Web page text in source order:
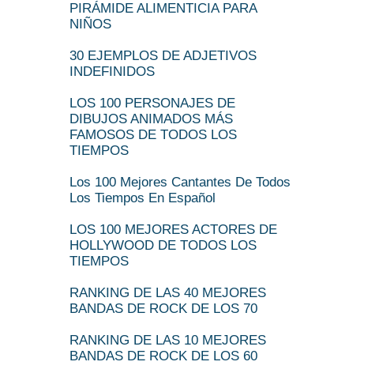
PIRÁMIDE ALIMENTICIA PARA
NIÑOS
30 EJEMPLOS DE ADJETIVOS
INDEFINIDOS
LOS 100 PERSONAJES DE
DIBUJOS ANIMADOS MÁS
FAMOSOS DE TODOS LOS
TIEMPOS
Los 100 Mejores Cantantes De Todos
Los Tiempos En Español
LOS 100 MEJORES ACTORES DE
HOLLYWOOD DE TODOS LOS
TIEMPOS
RANKING DE LAS 40 MEJORES
BANDAS DE ROCK DE LOS 70
RANKING DE LAS 10 MEJORES
BANDAS DE ROCK DE LOS 60